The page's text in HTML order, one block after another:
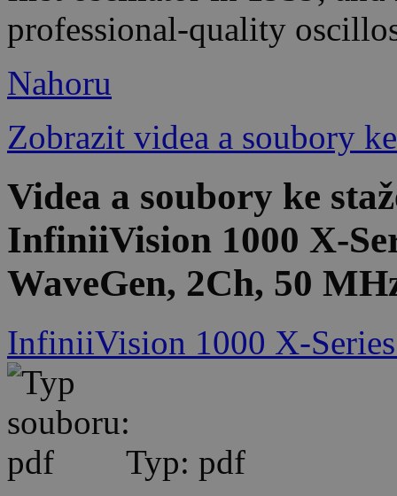
professional-quality
Nahoru
Zobrazit videa a soubory
Videa a soubory ke
InfiniiVision 1000 X-
WaveGen, 2Ch, 50
InfiniiVision 1000 X-
Typ: pdf